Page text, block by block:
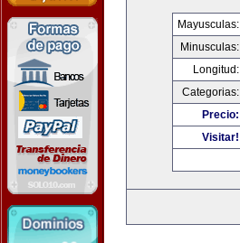
Mayusculas:
Minusculas:
Longitud:
Categorias:
Precio:
Visitar!